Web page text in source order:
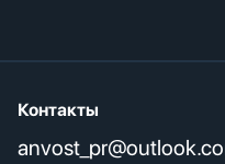
Контакты